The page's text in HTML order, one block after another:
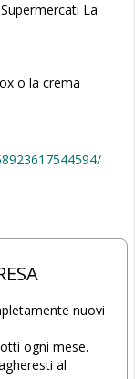
La
o la crema
nuovi
ogni mese.
al